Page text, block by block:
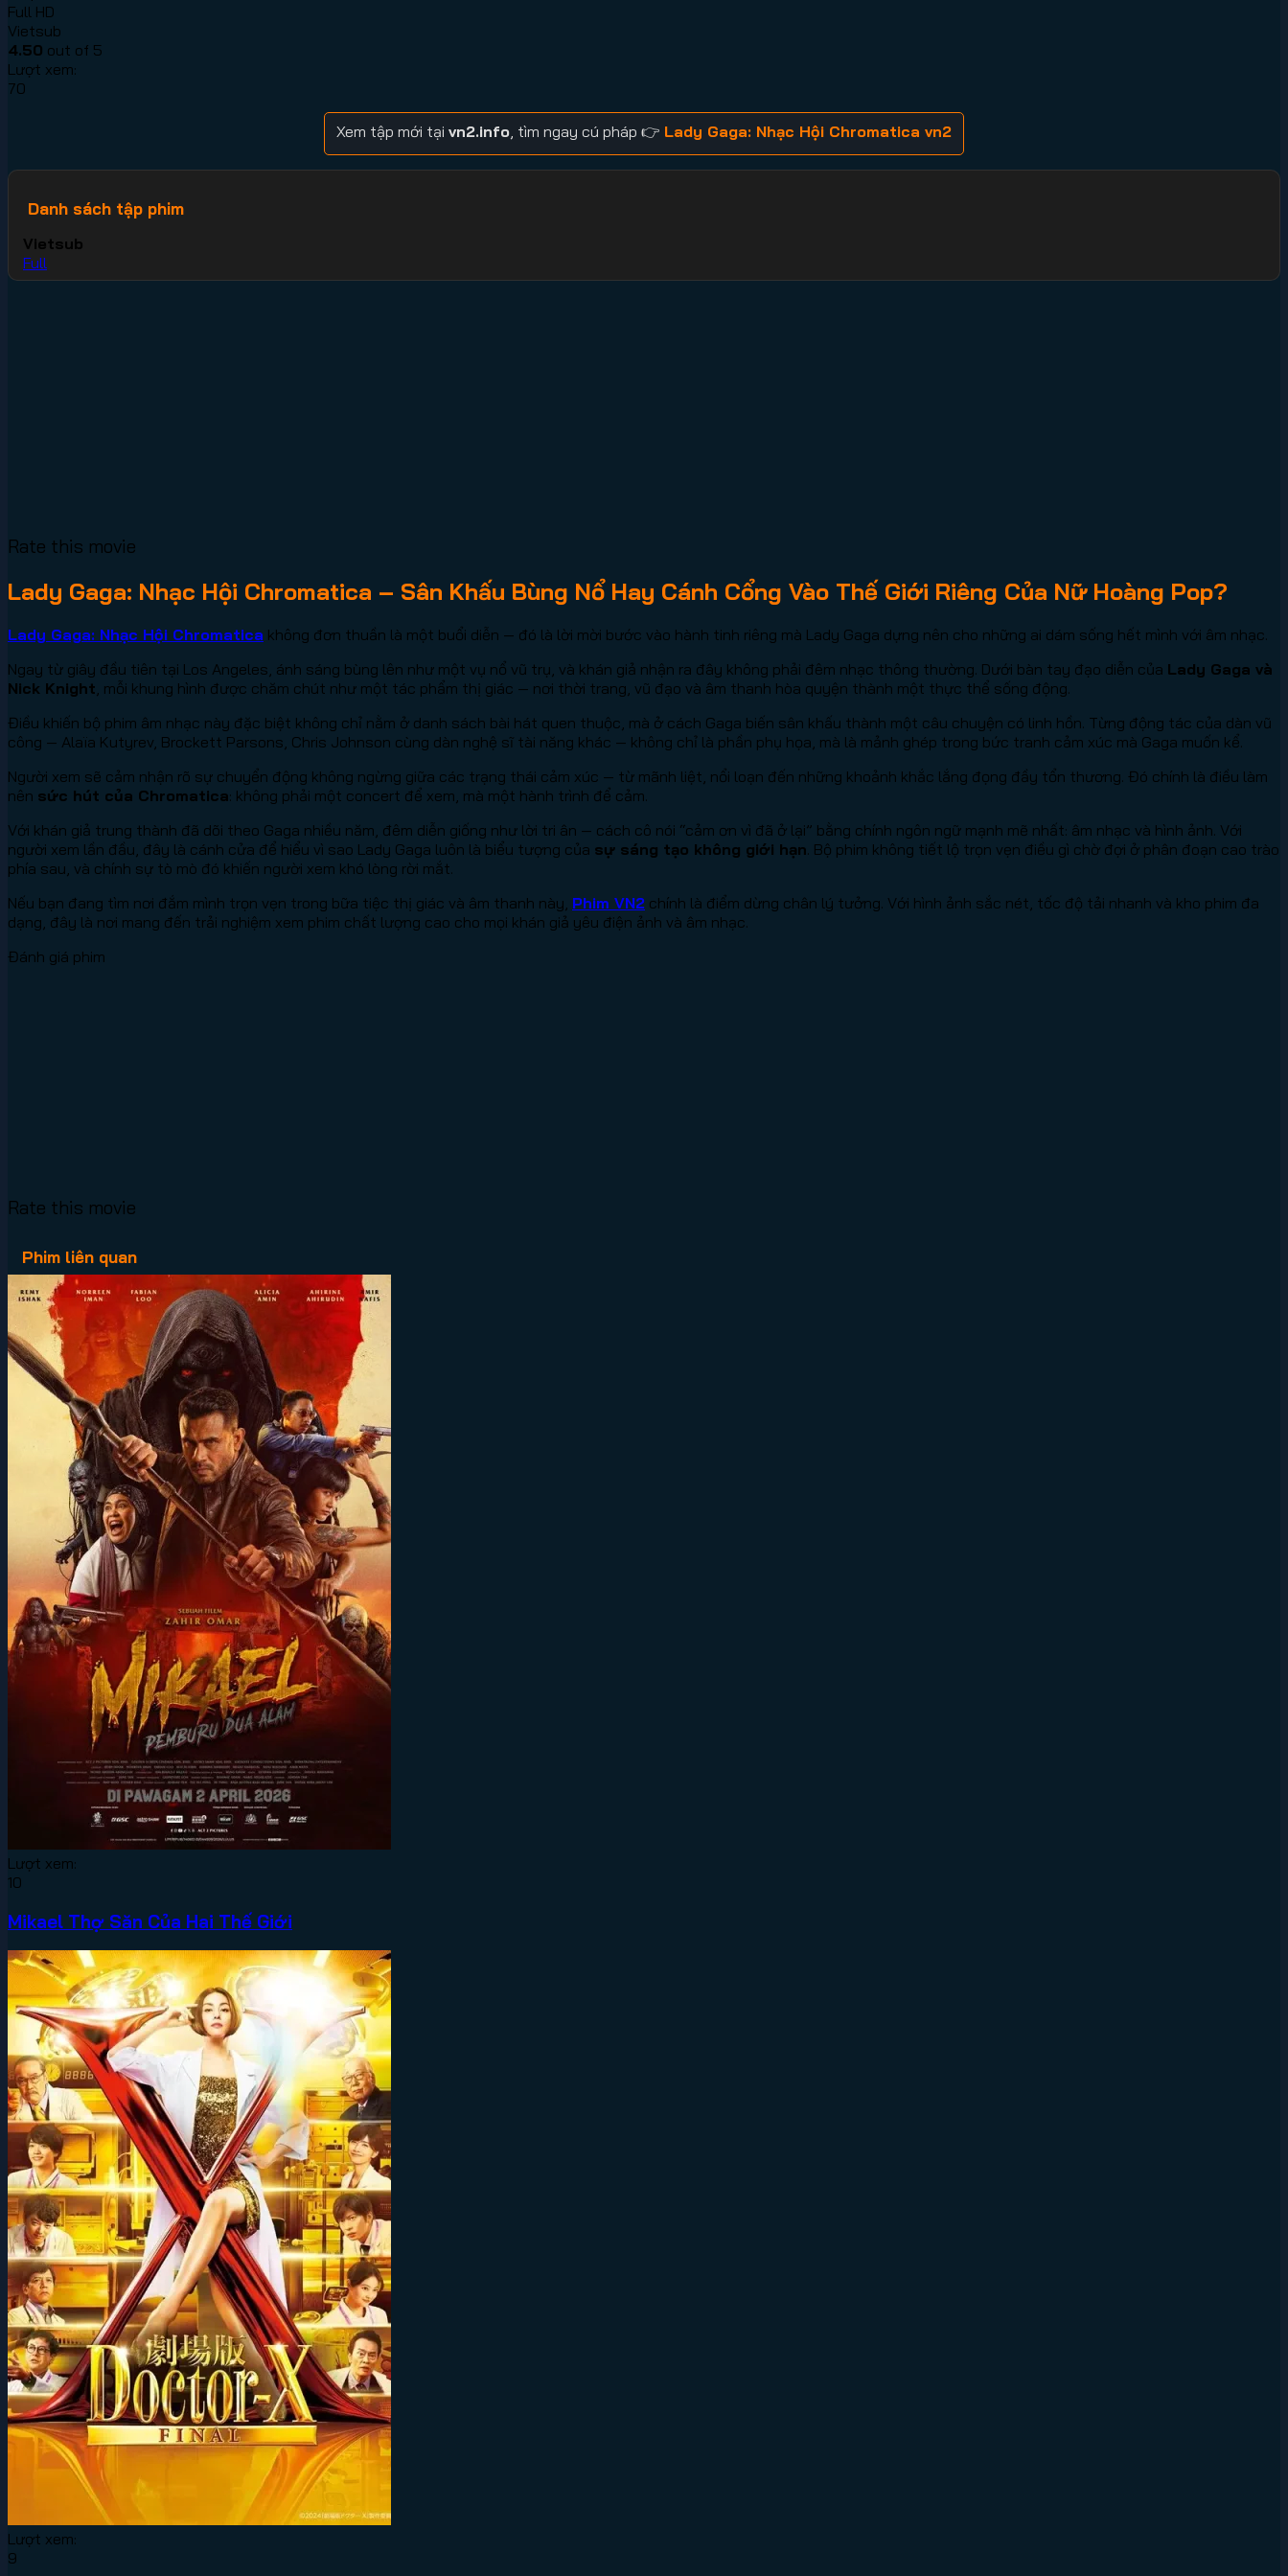
Full HD
Vietsub
4.50 out of 5
Lượt xem:
70
Xem tập mới tại vn2.info , tìm ngay cú pháp 👉 Lady Gaga: Nhạc Hội Chromatica vn2
Danh sách tập phim
Vietsub
Full
Rate this movie
Lady Gaga: Nhạc Hội Chromatica – Sân Khấu Bùng Nổ Hay Cánh Cổng Vào Thế Giới Riêng Của Nữ Hoàng Pop?
Lady Gaga: Nhạc Hội Chromatica không đơn thuần là một buổi diễn — đó là lời mời bước vào hành tinh riêng mà Lady Gaga dựng nên cho những ai dám sống hết mình với âm nhạc.
Ngay từ giây đầu tiên tại Los Angeles, ánh sáng bùng lên như một vụ nổ vũ trụ, và khán giả nhận ra đây không phải đêm nhạc thông thường. Dưới bàn tay đạo diễn của Lady Gaga và
Nick Knight , mỗi khung hình được chăm chút như một tác phẩm thị giác — nơi thời trang, vũ đạo và âm thanh hòa quyện thành một thực thể sống động.
Điều khiến bộ phim âm nhạc này đặc biệt không chỉ nằm ở danh sách bài hát quen thuộc, mà ở cách Gaga biến sân khấu thành một câu chuyện có linh hồn. Từng động tác của dàn vũ
công — Alaïa Kutyrev, Brockett Parsons, Chris Johnson cùng dàn nghệ sĩ tài năng khác — không chỉ là phần phụ họa, mà là mảnh ghép trong bức tranh cảm xúc mà Gaga muốn kể.
Người xem sẽ cảm nhận rõ sự chuyển động không ngừng giữa các trạng thái cảm xúc — từ mãnh liệt, nổi loạn đến những khoảnh khắc lắng đọng đầy tổn thương. Đó chính là điều làm
nên sức hút của Chromatica: không phải một concert để xem, mà một hành trình để cảm.
Với khán giả trung thành đã dõi theo Gaga nhiều năm, đêm diễn giống như lời tri ân — cách cô nói “cảm ơn vì đã ở lại” bằng chính ngôn ngữ mạnh mẽ nhất: âm nhạc và hình ảnh. Với
người xem lần đầu, đây là cánh cửa để hiểu vì sao Lady Gaga luôn là biểu tượng của sự sáng tạo không giới hạn. Bộ phim không tiết lộ trọn vẹn điều gì chờ đợi ở phân đoạn cao trào
phía sau, và chính sự tò mò đó khiến người xem khó lòng rời mắt.
Nếu bạn đang tìm nơi đắm mình trọn vẹn trong bữa tiệc thị giác và âm thanh này, Phim VN2 chính là điểm dừng chân lý tưởng. Với hình ảnh sắc nét, tốc độ tải nhanh và kho phim đa
dạng, đây là nơi mang đến trải nghiệm xem phim chất lượng cao cho mọi khán giả yêu điện ảnh và âm nhạc.
Đánh giá phim
Rate this movie
Phim liên quan
Lượt xem:
10
Mikael Thợ Săn Của Hai Thế Giới
Lượt xem:
9